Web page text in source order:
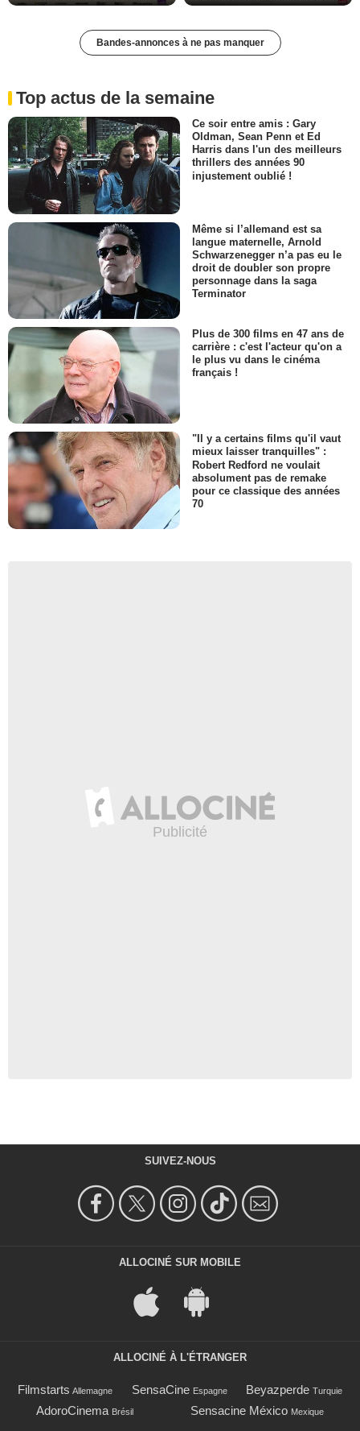
Bandes-annonces à ne pas manquer
Top actus de la semaine
Ce soir entre amis : Gary
Oldman, Sean Penn et Ed
Harris dans l'un des meilleurs
thrillers des années 90
injustement oublié !
Même si l’allemand est sa
langue maternelle, Arnold
Schwarzenegger n’a pas eu le
droit de doubler son propre
personnage dans la saga
Terminator
Plus de 300 films en 47 ans de
carrière : c'est l'acteur qu'on a
le plus vu dans le cinéma
français !
"Il y a certains films qu'il vaut
mieux laisser tranquilles" :
Robert Redford ne voulait
absolument pas de remake
pour ce classique des années
70
SUIVEZ-NOUS
ALLOCINÉ SUR MOBILE
ALLOCINÉ À L'ÉTRANGER
Filmstarts Allemagne SensaCine Espagne Beyazperde Turquie
AdoroCinema Brésil Sensacine México Mexique